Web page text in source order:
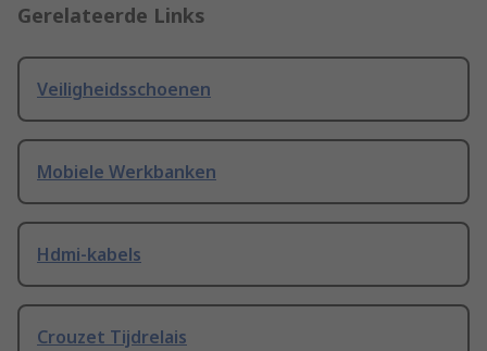
Gerelateerde Links
Veiligheidsschoenen
Mobiele Werkbanken
Hdmi-kabels
Crouzet Tijdrelais